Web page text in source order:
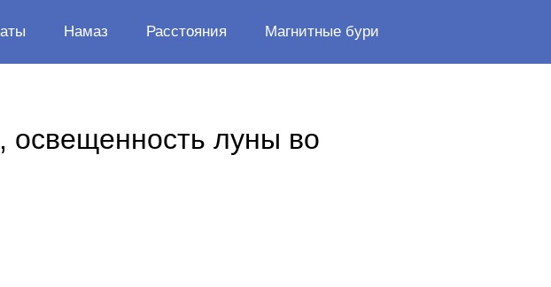
Намаз Расстояния Магнитные бури
освещенность луны во